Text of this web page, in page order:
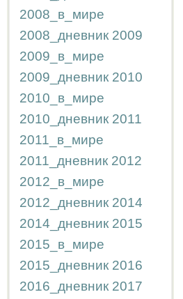
2008_в_мире
2008_дневник 2009
2009_в_мире
2009_дневник 2010
2010_в_мире
2010_дневник 2011
2011_в_мире
2011_дневник 2012
2012_в_мире
2012_дневник 2014
2014_дневник 2015
2015_в_мире
2015_дневник 2016
2016_дневник 2017